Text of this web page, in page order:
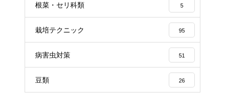
根菜・セリ科類 5
栽培テクニック 95
病害虫対策 51
豆類 26